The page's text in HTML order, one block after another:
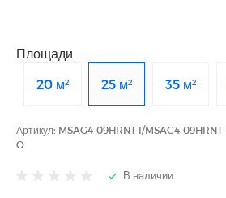
Площади
20 м²
25 м² 35 м²
Артикул: MSAG4-09HRN1-I/MSAG4-09HRN1-
O
В наличии